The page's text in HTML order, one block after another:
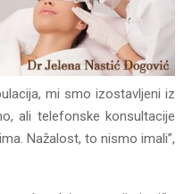
mi smo izostavljeni iz
ali telefonske konsultacije
Nažalost, to nismo imali”,